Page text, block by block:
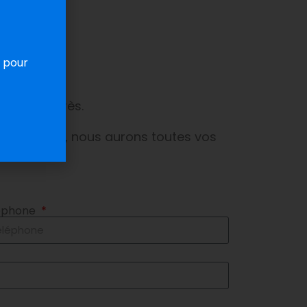
ci-après.
contacter, nous aurons toutes vos
pour